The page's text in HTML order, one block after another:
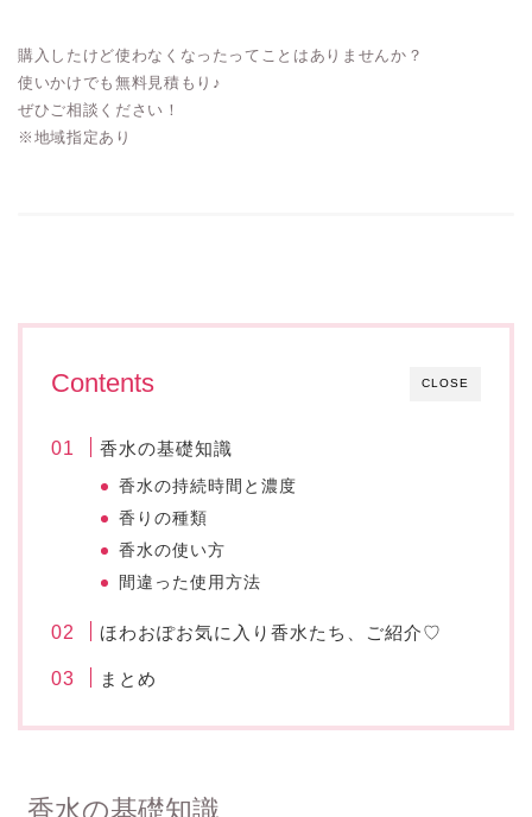
購入したけど使わなくなったってことはありませんか？
使いかけでも無料見積もり♪
ぜひご相談ください！
※地域指定あり
CLOSE
Contents
香水の基礎知識
香水の持続時間と濃度
香りの種類
香水の使い方
間違った使用方法
ほわおぽお気に入り香水たち、ご紹介♡
まとめ
香水の基礎知識